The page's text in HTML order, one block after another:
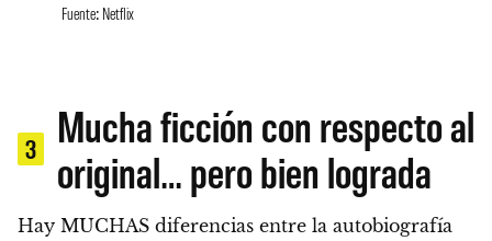
Fuente: Netflix
3
Mucha ficción con respecto al
original… pero bien lograda
Hay MUCHAS diferencias entre la autobiografía